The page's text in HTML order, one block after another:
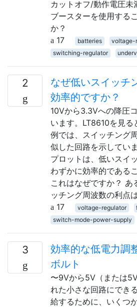
カットオフ/動作電圧
ブースターを使用する
か？
17
batteries
voltage-
switching-regulator
2
なぜ低いスイッチ
効率的ですか？
10Vから3.3Vへの降圧
います。LT8610を見
例では、スイッチング
似した回路を示してい
プロットは、低いスイ
わずかに効率的である
これはなぜですか？ あ
ッチング周波数の利点
17
voltage-regulator
switch-mode-power-supply
3
効率的な低電力調
ボルト
〜9Vから5V（または
れた小さな回路にでき
給するために、いくつ